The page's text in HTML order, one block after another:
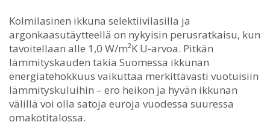
Kolmilasinen ikkuna selektiivilasilla ja
argonkaasutäytteellä on nykyisin perusratkaisu, kun
tavoitellaan alle 1,0 W/m²K U-arvoa. Pitkän
lämmityskauden takia Suomessa ikkunan
energiatehokkuus vaikuttaa merkittävästi vuotuisiin
lämmityskuluihin – ero heikon ja hyvän ikkunan
välillä voi olla satoja euroja vuodessa suuressa
omakotitalossa.